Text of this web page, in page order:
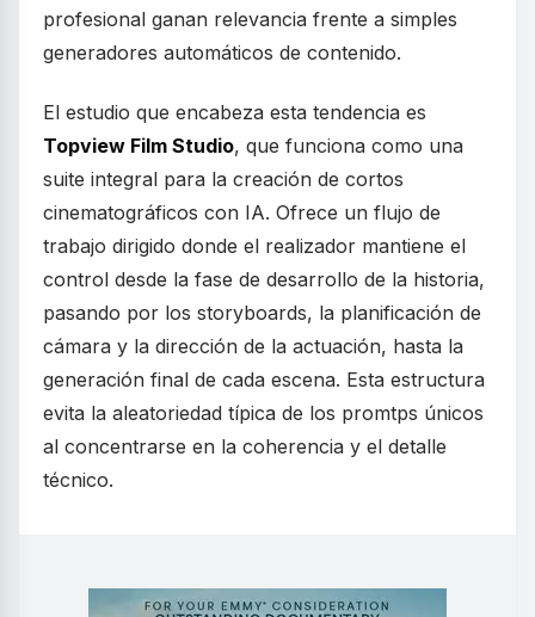
profesional ganan relevancia frente a simples
generadores automáticos de contenido.
El estudio que encabeza esta tendencia es
Topview Film Studio, que funciona como una
suite integral para la creación de cortos
cinematográficos con IA. Ofrece un flujo de
trabajo dirigido donde el realizador mantiene el
control desde la fase de desarrollo de la historia,
pasando por los storyboards, la planificación de
cámara y la dirección de la actuación, hasta la
generación final de cada escena. Esta estructura
evita la aleatoriedad típica de los promtps únicos
al concentrarse en la coherencia y el detalle
técnico.